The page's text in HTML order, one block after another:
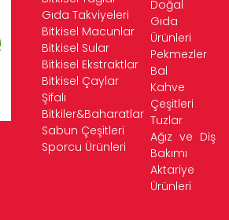
Gıda Takviyeleri
Bitkisel Macunlar
Bitkisel Sular
Bitkisel Ekstraktlar
Bitkisel Çaylar
Şifalı
Bitkiler&Baharatlar
Sabun Çeşitleri
Sporcu Ürünleri
Doğal
Gıda
Ürünleri
Pekmezler
Bal
Kahve
Çeşitleri
Tuzlar
Ağız ve Diş
Bakımı
Aktariye
Ürünleri